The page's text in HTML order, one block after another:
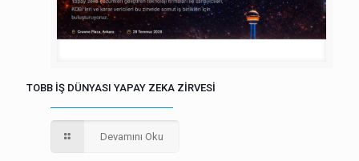
TOBB İŞ DÜNYASI YAPAY ZEKA ZİRVESİ
Devamını Oku